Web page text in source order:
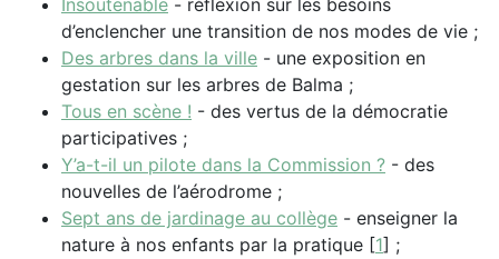
Insoutenable - réflexion sur les besoins
d’enclencher une transition de nos modes de vie ;
Des arbres dans la ville - une exposition en
gestation sur les arbres de Balma ;
Tous en scène ! - des vertus de la démocratie
participatives ;
Y’a-t-il un pilote dans la Commission ? - des
nouvelles de l’aérodrome ;
Sept ans de jardinage au collège - enseigner la
nature à nos enfants par la pratique [1] ;